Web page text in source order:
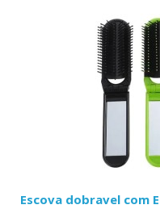
Escova dobravel com